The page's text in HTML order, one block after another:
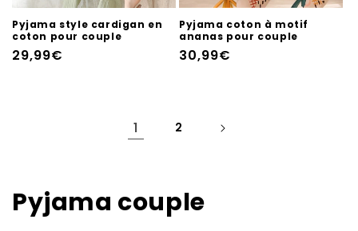
Pyjama style cardigan en
coton pour couple
Prix
29,99€
Pyjama coton à motif
ananas pour couple
Prix
30,99€
1 2
C
Pyjama couple